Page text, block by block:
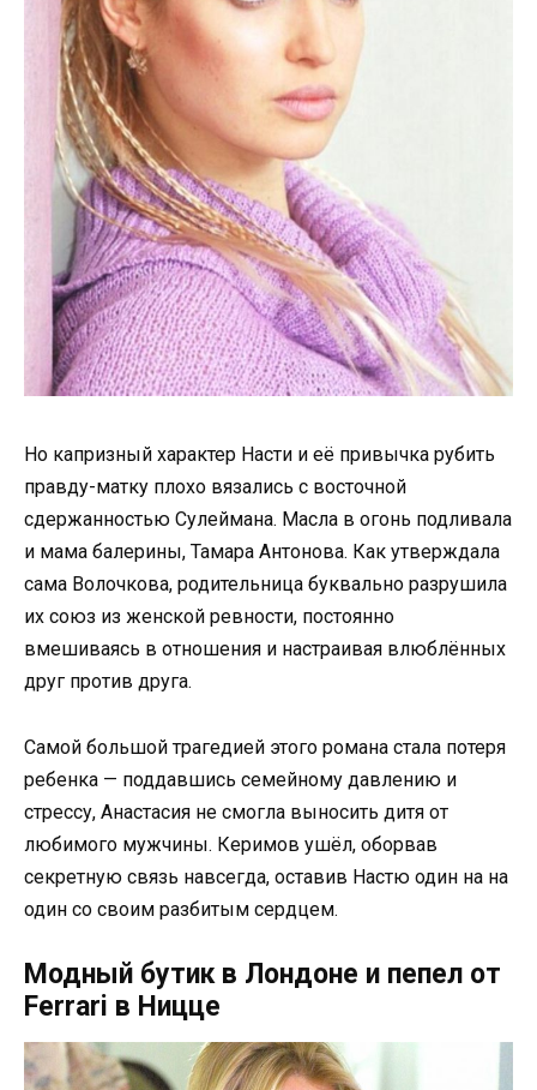
Но капризный характер Насти и её привычка рубить
правду-матку плохо вязались с восточной
сдержанностью Сулеймана. Масла в огонь подливала
и мама балерины, Тамара Антонова. Как утверждала
сама Волочкова, родительница буквально разрушила
их союз из женской ревности, постоянно
вмешиваясь в отношения и настраивая влюблённых
друг против друга.
Самой большой трагедией этого романа стала потеря
ребенка — поддавшись семейному давлению и
стрессу, Анастасия не смогла выносить дитя от
любимого мужчины. Керимов ушёл, оборвав
секретную связь навсегда, оставив Настю один на на
один со своим разбитым сердцем.
Модный бутик в Лондоне и пепел от
Ferrari в Ницце